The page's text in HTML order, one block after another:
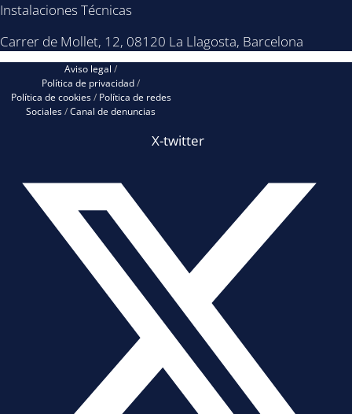
Instalaciones Técnicas
Carrer de Mollet, 12, 08120 La Llagosta, Barcelona
Aviso legal /
Política de privacidad/
Política de cookies/Política de redes
Sociales/Canal de denuncias
X-twitter